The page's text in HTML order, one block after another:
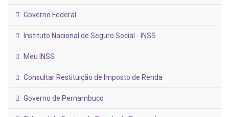
Governo Federal
Instituto Nacional de Seguro Social - INSS
Meu INSS
Consultar Restituição de Imposto de Renda
Governo de Pernambuco